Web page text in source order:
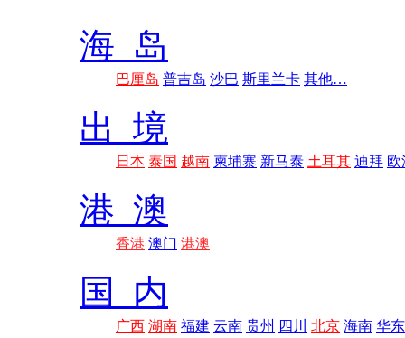
海 岛
巴厘岛 普吉岛 沙巴 斯里兰卡 其他…
出 境
日本 泰国 越南 柬埔寨 新马泰 土耳其 迪拜 欧
港 澳
香港 澳门 港澳
国 内
广西 湖南 福建 云南 贵州 四川 北京 海南 华东